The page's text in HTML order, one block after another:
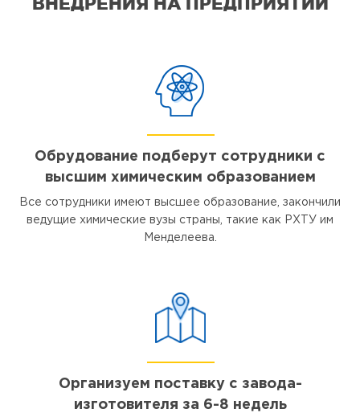
Обрудование подберут сотрудники с
высшим химическим образованием
Все сотрудники имеют высшее образование, закончили
ведущие химические вузы страны, такие как РХТУ им
Менделеева.
Организуем поставку с завода-
изготовителя за 6-8 недель